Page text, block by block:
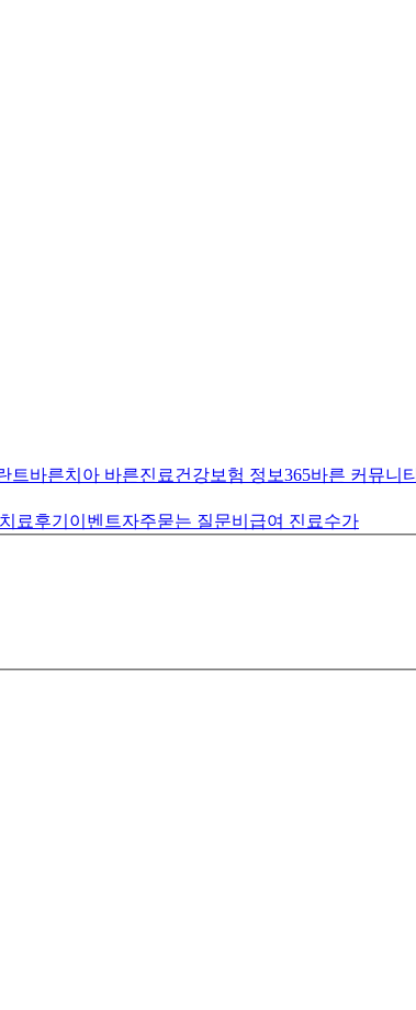
트바른치아 바른진료건강보험 정보365바른 커뮤니티
치료후기 이벤트자주묻는 질문비급여 진료수가